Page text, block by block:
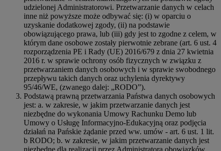
udzielonej Administratorowi. Przetwarzanie danych w celach
inne niż powyższe może odbywać się: (i) w oparciu o
uzyskanie dodatkowej zgody, (ii) na podstawie
obowiązującego prawa, lub (iii) gdy jest to zgodne z celem, w
którym dane osobowe zostały pierwotnie zebrane (art. 6 ust. 4
rozporządzenia PE i Rady (UE) 2016/679 z dnia 27 kwietnia
2016 r. w sprawie ochrony osób fizycznych w związku z
przetwarzaniem danych osobowych i w sprawie swobodnego
przepływu takich danych oraz uchylenia dyrektywy
95/46/WE, (zwanego dalej: „RODO”).
Podstawą prawną przetwarzania Państwa danych osobowych
jest: a. w zakresie, w jakim przetwarzanie danych jest
niezbędne do wykonania Umowy Rachunku Demo lub
Umowy o Usługę Informacyjno-Edukacyjną oraz podjęcia
działań na Pańskie żądanie przed ww. umów - art. 6 ust. 1 lit.
b RODO; b. w zakresie, w jakim przetwarzanie danych jest
niezbędne dla realizacji przez Administratora obowiązków